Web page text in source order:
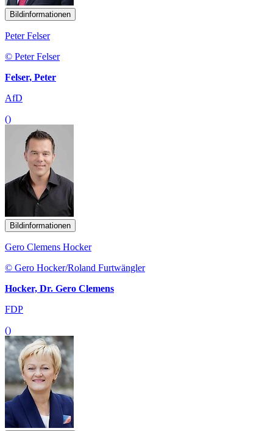
Bildinformationen
Peter Felser
© Peter Felser
Felser, Peter
AfD
()
Bildinformationen
Gero Clemens Hocker
© Gero Hocker/Roland Furtwängler
Hocker, Dr. Gero Clemens
FDP
()